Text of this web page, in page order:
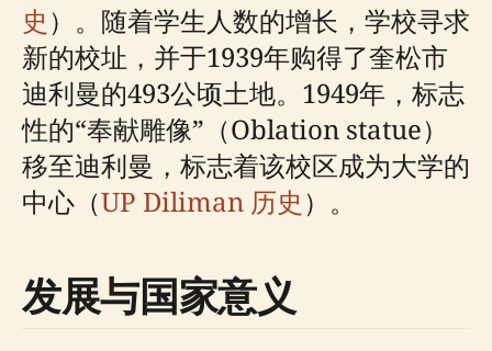
史 ）。随着学生人数的增长，学校寻求
新的校址，并于1939年购得了奎松市
迪利曼的493公顷土地。1949年，标志
性的“奉献雕像”（Oblation statue）
移至迪利曼，标志着该校区成为大学的
中心（UP Diliman 历史 ）。
发展与国家意义